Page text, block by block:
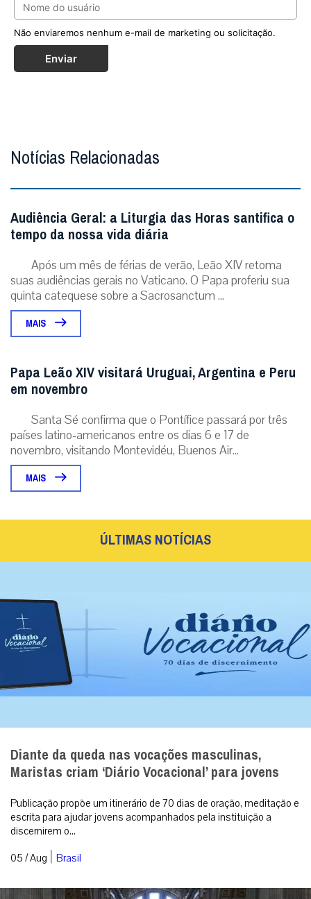
Não enviaremos nenhum e-mail de marketing ou solicitação.
Enviar
Notícias Relacionadas
Audiência Geral: a Liturgia das Horas santifica o
tempo da nossa vida diária
Após um mês de férias de verão, Leão XIV retoma
suas audiências gerais no Vaticano. O Papa proferiu sua
quinta catequese sobre a Sacrosanctum ...
MAIS
Papa Leão XIV visitará Uruguai, Argentina e Peru
em novembro
Santa Sé confirma que o Pontífice passará por três
países latino-americanos entre os dias 6 e 17 de
novembro, visitando Montevidéu, Buenos Air...
MAIS
ÚLTIMAS NOTÍCIAS
Diante da queda nas vocações masculinas,
Maristas criam ‘Diário Vocacional’ para jovens
Publicação propõe um itinerário de 70 dias de oração, meditação e
escrita para ajudar jovens acompanhados pela instituição a
discernirem o...
05 / Aug | Brasil